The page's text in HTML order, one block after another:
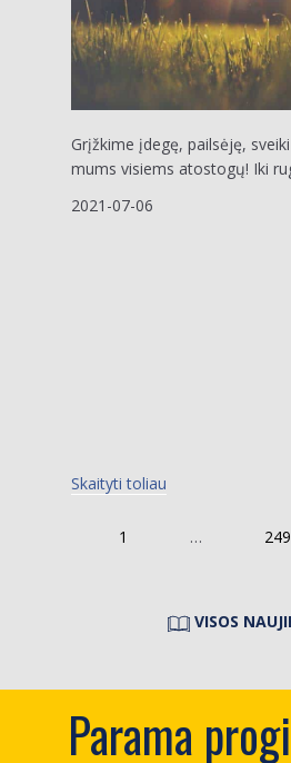
Grįžkime įdegę, pailsėję,
mums visiems atostogų! Iki
2021-07-06
Skaityti toliau
1 … 249
VISOS
Parama